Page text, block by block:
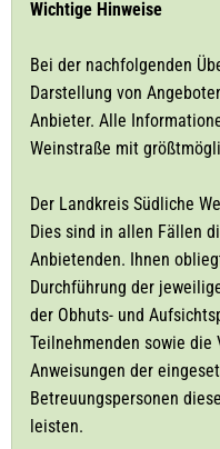
Wichtige Hinweise
Bei der nachfolgenden
Darstellung von
Anbieter. Alle
Weinstraße mit
Der Landkreis Südliche
Dies sind in allen Fällen
Anbietenden. Ihnen
Durchführung der
der Obhuts- und
Teilnehmenden sowie die
Anweisungen der
Betreuungspersonen
leisten.